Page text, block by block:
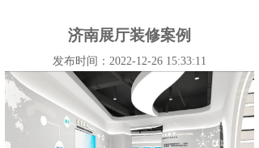
济南展厅装修案例
发布时间：2022-12-26 15:33:11